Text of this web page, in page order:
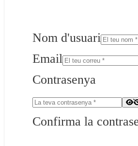
Nom d'usuari
Email
Contrasenya
Confirma la